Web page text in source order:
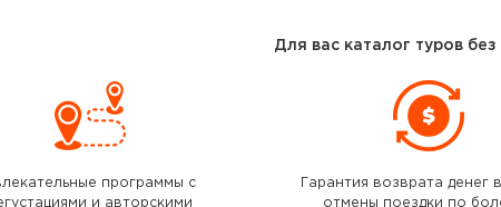
Для вас каталог туров без
программы с
и авторскими
Гарантия возврата денег
отмены поездки по